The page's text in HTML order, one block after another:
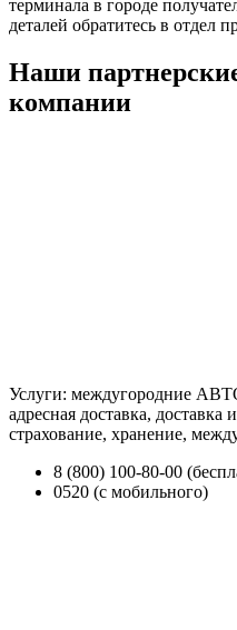
терминала в городе
деталей обратитесь в отдел
Наши
компании
Услуги: междугородние
адресная доставка, доставка
страхование, хранение,
8 (800) 100-80-00
0520 (с мобильного)